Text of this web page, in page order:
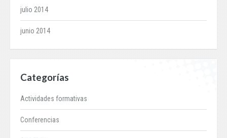
julio 2014
junio 2014
Categorías
Actividades formativas
Conferencias